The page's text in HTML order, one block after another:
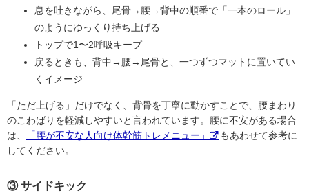
息を吐きながら、尾骨→腰→背中の順番で「一本のロール」
のようにゆっくり持ち上げる
トップで1〜2呼吸キープ
戻るときも、背中→腰→尾骨と、一つずつマットに置いてい
くイメージ
「ただ上げる」だけでなく、背骨を丁寧に動かすことで、腰まわり
のこわばりを軽減しやすいと言われています。腰に不安がある場合
は、
「腰が不安な人向け体幹筋トレメニュー」
もあわせて参考に
してください。
③ サイドキック